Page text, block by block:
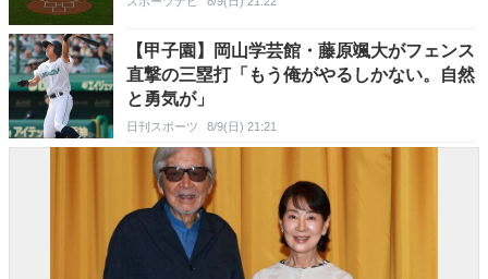
【甲子園】岡山学芸館・藤原颯大がフェンス
直撃の三塁打「もう俺がやるしかない。自然
と勇気が」
日刊スポーツ 8/9(日) 21:21